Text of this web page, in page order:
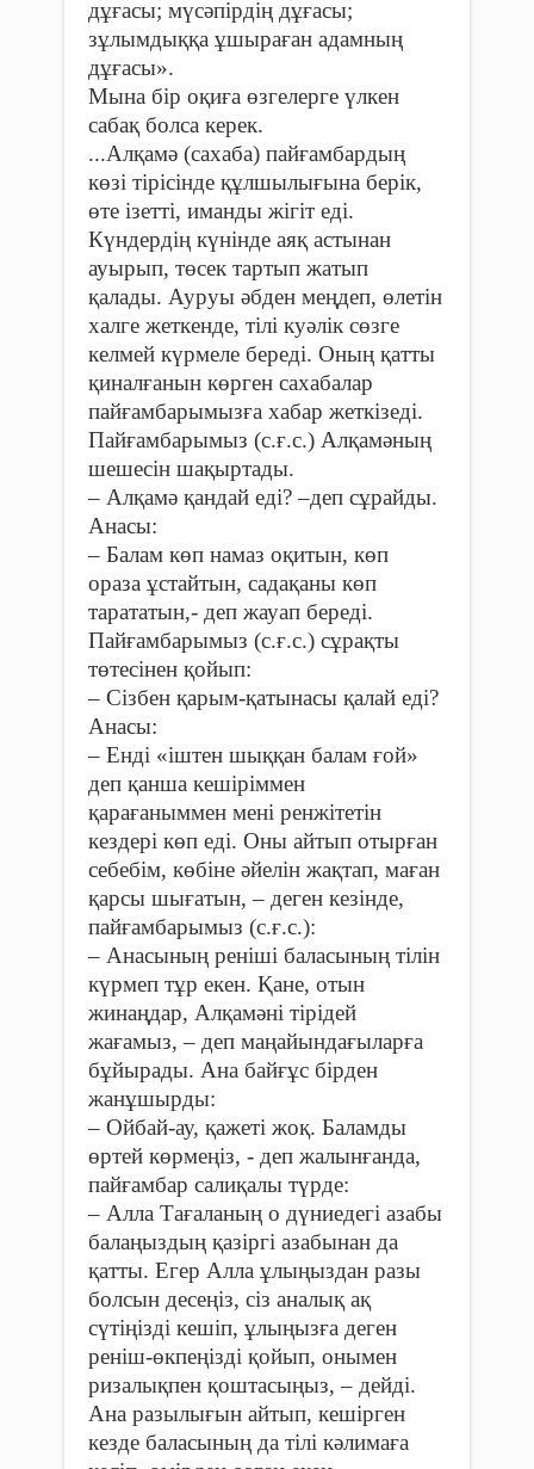
дұғасы; мүсәпірдің дұғасы;
зұлымдыққа ұшыраған адамның
дұғасы».
Мына бір оқиға өзгелерге үлкен
сабақ болса керек.
...Алқамә (сахаба) пайғам­бар­дың
көзі тірісінде құлшылығына берік,
өте ізетті, иманды жігіт еді.
Күндердің күнінде аяқ астынан
ауырып, төсек тартып жатып
қалады. Ауруы әбден меңдеп, өлетін
халге жеткенде, тілі куәлік сөзге
келмей күрмеле береді. Оның қатты
қиналғанын көрген сахабалар
пайғамбарымызға хабар жеткізеді.
Пайғамбарымыз (с.ғ.с.) Алқамәның
шешесін шақыртады.
– Алқамә қандай еді? –деп сұрайды.
Анасы:
– Балам көп намаз оқитын, көп
ораза ұстайтын, садақаны көп
тарататын,- деп жауап береді.
Пайғамбарымыз (с.ғ.с.) сұрақты
төтесінен қойып:
– Сізбен қарым-қатынасы қалай еді?
Анасы:
– Енді «іштен шыққан балам ғой»
деп қанша кешіріммен
қарағаныммен мені ренжітетін
кездері көп еді. Оны айтып отырған
себебім, көбіне әйелін жақтап, маған
қарсы шығатын, – деген кезінде,
пайғамбарымыз (с.ғ.с.):
– Анасының реніші бала­сының тілін
күрмеп тұр екен. Қане, отын
жинаңдар, Алқамә­ні тірідей
жағамыз, – деп маңайын­дағыларға
бұйырады. Ана байғұс бірден
жанұшыр­ды:
– Ойбай-ау, қажеті жоқ. Ба­ламды
өртей көрмеңіз, - деп жалын­ғанда,
пайғамбар салиқалы түрде:
– Алла Тағаланың о дүние­дегі азабы
балаңыздың қазіргі азабынан да
қатты. Егер Алла ұлыңыздан разы
болсын десеңіз, сіз аналық ақ
сүтіңізді кешіп, ұлыңызға деген
реніш-өкпеңізді қойып, онымен
ризалықпен қоштасыңыз, – дейді.
Ана разылығын айтып, кешір­ген
кезде баласының да тілі кәли­маға